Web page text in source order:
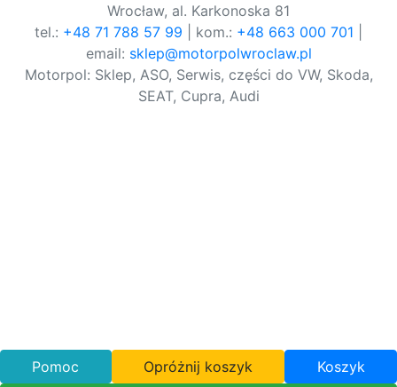
Wrocław, al. Karkonoska 81
tel.: +48 71 788 57 99 | kom.: +48 663 000 701
email: sklep@motorpolwroclaw.pl
Motorpol: Sklep, ASO, Serwis, części do VW, Skoda,
SEAT, Cupra, Audi
Pomoc Opróżnij koszyk Koszyk